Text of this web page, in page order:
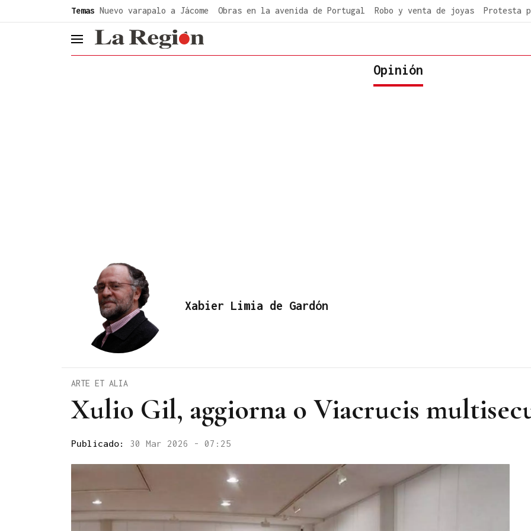
Temas Nuevo varapalo a Jácome Obras en la avenida de Portugal Robo y venta de joyas Protesta
header.menu.open
Opinión
Xabier Limia de Gardón
Xulio Gil, aggiorna o Viacrucis
ARTE ET ALIA
Publicado: 30 Mar 2026 - 07:25